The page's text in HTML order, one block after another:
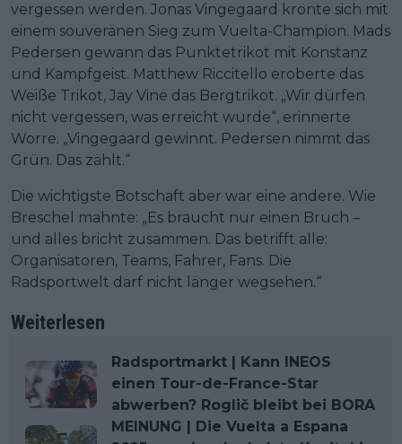
vergessen werden. Jonas Vingegaard krönte sich mit
einem souveränen Sieg zum Vuelta-Champion. Mads
Pedersen gewann das Punktetrikot mit Konstanz
und Kampfgeist. Matthew Riccitello eroberte das
Weiße Trikot, Jay Vine das Bergtrikot. „Wir dürfen
nicht vergessen, was erreicht wurde“, erinnerte
Worre. „Vingegaard gewinnt. Pedersen nimmt das
Grün. Das zählt.“
Die wichtigste Botschaft aber war eine andere. Wie
Breschel mahnte: „Es braucht nur einen Bruch –
und alles bricht zusammen. Das betrifft alle:
Organisatoren, Teams, Fahrer, Fans. Die
Radsportwelt darf nicht länger wegsehen.“
Weiterlesen
Radsportmarkt | Kann INEOS
einen Tour-de-France-Star
abwerben? Roglič bleibt bei BORA
MEINUNG | Die Vuelta a Espana